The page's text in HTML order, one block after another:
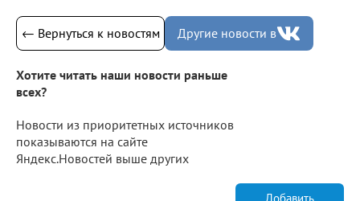
← Вернуться к новостям Другие новости в
Хотите читать наши новости раньше
всех?
Новости из приоритетных источников
показываются на сайте
Яндекс.Новостей выше других